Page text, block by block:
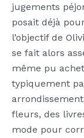
jugements
posait déjà
l’objectif de
se fait alors
même pu
typiquement
fleurs, des
mode pour